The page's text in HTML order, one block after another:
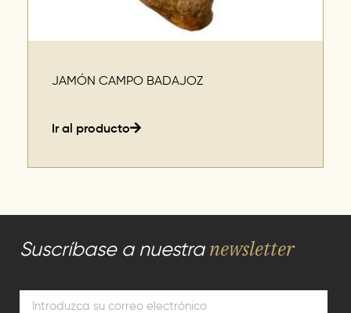
JAMÓN CAMPO BADAJOZ
Ir al producto
Suscríbase a nuestra newsletter